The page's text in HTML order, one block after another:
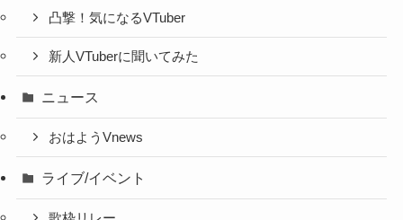
凸撃！気になるVTuber
新人VTuberに聞いてみた
ニュース
おはようVnews
ライブ/イベント